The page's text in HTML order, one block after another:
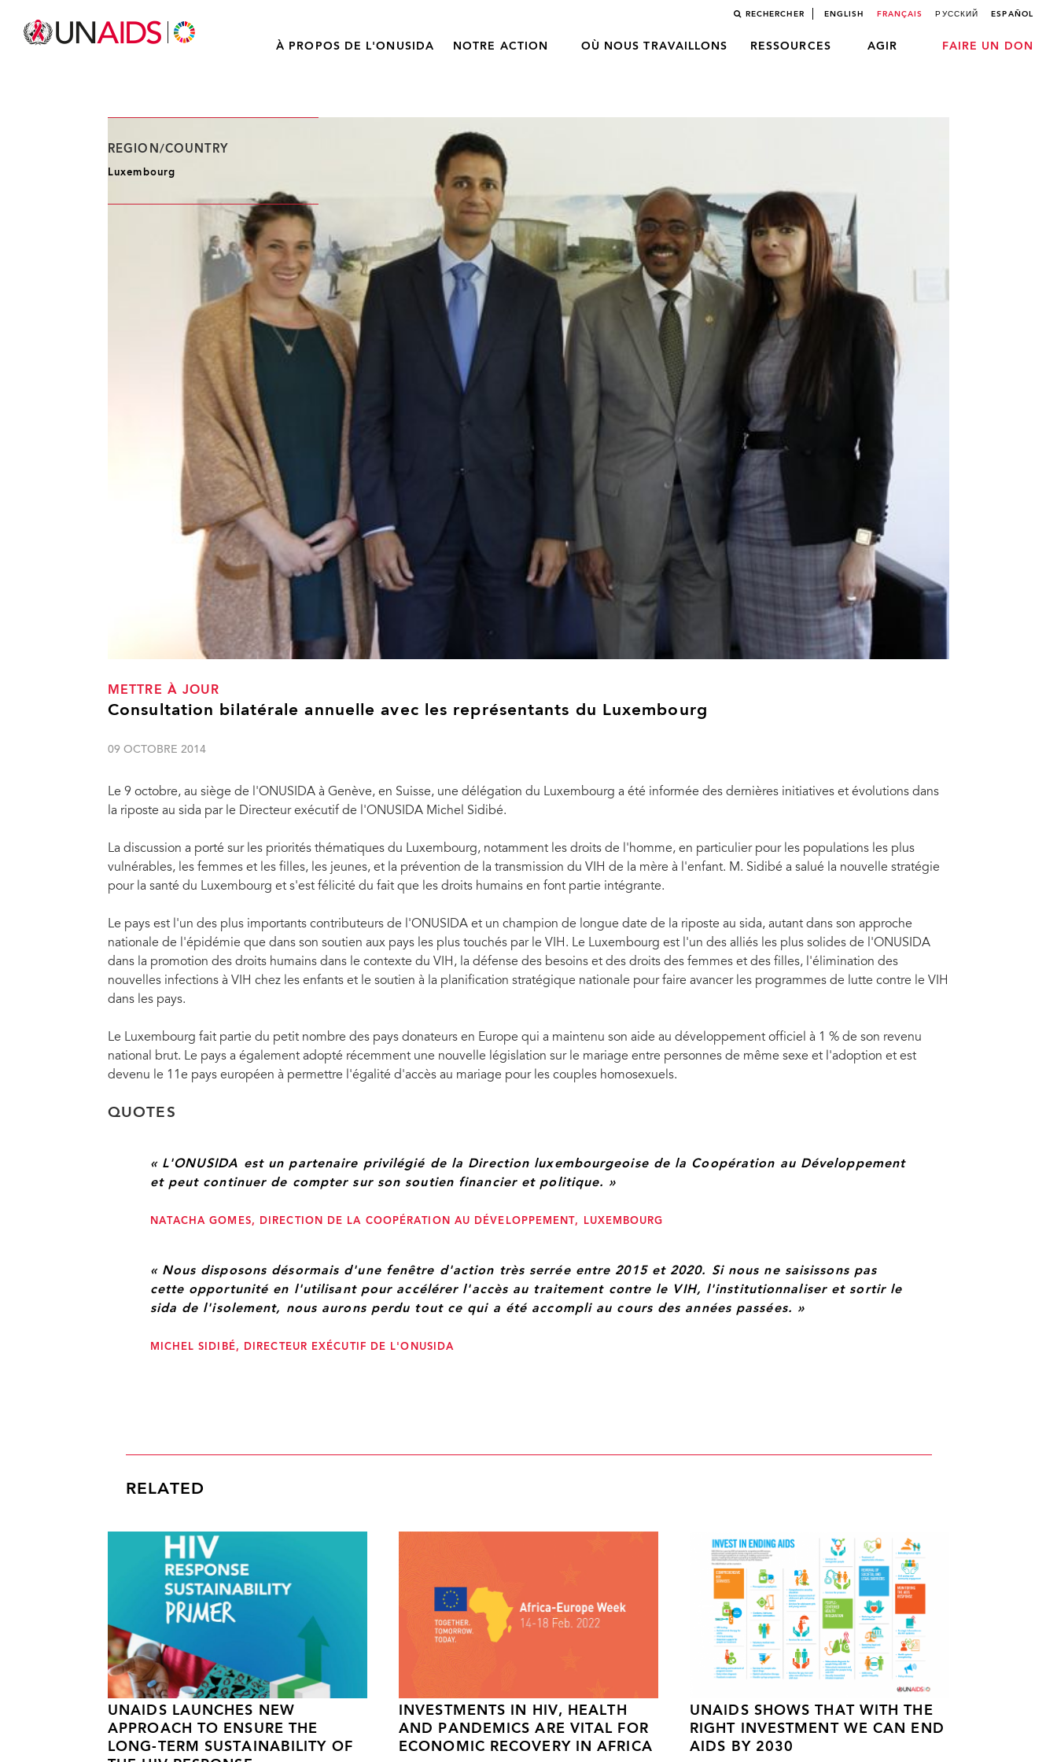
RECHERCHER ENGLISH FRANÇAIS РУССКИЙ ESPAÑOL
À PROPOS DE L'ONUSIDA NOTRE ACTION OÙ NOUS TRAVAILLONS RESSOURCES AGIR FAIRE UN DON
De gauche à droite : Anne Weber, Attachée, Mission permanente du Luxembourg auprès des Nations Unies à Genève ; Daniel Da Cruz, Représentant permanent adjoint, Mission permanente du Luxembourg
auprès des Nations Unies à Genève ; Michel Sidibé, Directeur exécutif de l'ONUSIDA ; et Natacha Gomes, Bureau multilatéral, Direction de la Coopération au Développement, Luxembourg.
METTRE À JOUR
Consultation bilatérale annuelle avec les représentants du Luxembourg
09 OCTOBRE 2014
Le 9 octobre, au siège de l'ONUSIDA à Genève, en Suisse, une délégation du Luxembourg a été informée des dernières initiatives et évolutions dans
la riposte au sida par le Directeur exécutif de l'ONUSIDA Michel Sidibé.
La discussion a porté sur les priorités thématiques du Luxembourg, notamment les droits de l'homme, en particulier pour les populations les plus
vulnérables, les femmes et les filles, les jeunes, et la prévention de la transmission du VIH de la mère à l'enfant. M. Sidibé a salué la nouvelle stratégie
pour la santé du Luxembourg et s'est félicité du fait que les droits humains en font partie intégrante.
Le pays est l'un des plus importants contributeurs de l'ONUSIDA et un champion de longue date de la riposte au sida, autant dans son approche
nationale de l'épidémie que dans son soutien aux pays les plus touchés par le VIH. Le Luxembourg est l'un des alliés les plus solides de l'ONUSIDA
dans la promotion des droits humains dans le contexte du VIH, la défense des besoins et des droits des femmes et des filles, l'élimination des
nouvelles infections à VIH chez les enfants et le soutien à la planification stratégique nationale pour faire avancer les programmes de lutte contre le VIH
dans les pays.
Le Luxembourg fait partie du petit nombre des pays donateurs en Europe qui a maintenu son aide au développement officiel à 1 % de son revenu
national brut. Le pays a également adopté récemment une nouvelle législation sur le mariage entre personnes de même sexe et l'adoption et est
devenu le 11e pays européen à permettre l'égalité d'accès au mariage pour les couples homosexuels.
QUOTES
« L'ONUSIDA est un partenaire privilégié de la Direction luxembourgeoise de la Coopération au Développement
et peut continuer de compter sur son soutien financier et politique. »
NATACHA GOMES, DIRECTION DE LA COOPÉRATION AU DÉVELOPPEMENT, LUXEMBOURG
« Nous disposons désormais d'une fenêtre d'action très serrée entre 2015 et 2020. Si nous ne saisissons pas
cette opportunité en l'utilisant pour accélérer l'accès au traitement contre le VIH, l'institutionnaliser et sortir le
sida de l'isolement, nous aurons perdu tout ce qui a été accompli au cours des années passées. »
MICHEL SIDIBÉ, DIRECTEUR EXÉCUTIF DE L'ONUSIDA
REGION/COUNTRY
Luxembourg
RELATED
UNAIDS LAUNCHES NEW
APPROACH TO ENSURE THE
LONG-TERM SUSTAINABILITY OF
INVESTMENTS IN HIV, HEALTH
AND PANDEMICS ARE VITAL FOR
ECONOMIC RECOVERY IN AFRICA
UNAIDS SHOWS THAT WITH THE
RIGHT INVESTMENT WE CAN END
AIDS BY 2030